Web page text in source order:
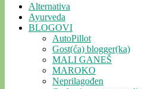
Alternativa
Ayurveda
BLOGOVI
AutoPillot
Gost(ća) blogger(ka)
MALI GANEŠ
MAROKO
Neprilagođen